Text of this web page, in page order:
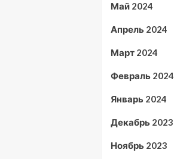
Май 2024
Апрель 2024
Март 2024
Февраль 2024
Январь 2024
Декабрь 2023
Ноябрь 2023